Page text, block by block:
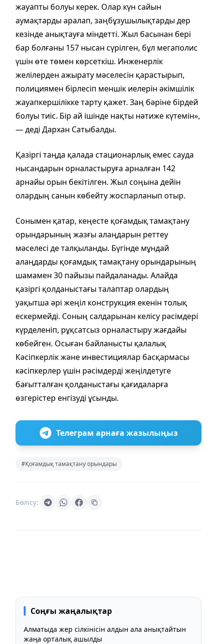
жауапты болуы керек. Олар күн сайын
аумақтарды аралап, заңбұзушылықтарды дер
кезінде анықтауға міндетті. Жыл басынан бері
бар болғаны 157 нысан сүрілген, бұл мегаполис
үшін өте төмен көрсеткіш. Инженерлік
желілерден ажырату мәселесін қарастырып,
полициямен бірлесіп меншік иелерін әкімшілік
жауапкершілікке тарту қажет. Заң бәріне бірдей
болуы тиіс. Бір ай ішінде нақты нәтиже күтемін»,
— деді Дархан Сатыбалды.
Қазіргі таңда қалада стационарлық емес сауда
нысандарын орналастыруға арналған 142
арнайы орын бекітілген. Жыл соңына дейін
олардың санын көбейту жоспарланып отыр.
Сонымен қатар, кеңесте қоғамдық тамақтану
орындарының жазғы алаңдарын реттеу
мәселесі де талқыланды. Бүгінде мұндай
алаңдарды қоғамдық тамақтану орындарының
шамамен 30 пайызы пайдаланады. Алайда
қазіргі қолданыстағы талаптар олардың
уақытша әрі жеңіл конструкция екенін толық
ескермейді. Соның салдарынан келісу рәсімдері
күрделеніп, рұқсатсыз орналастыру жағдайы
көбейген. Осыған байланысты қалалық
Кәсіпкерлік және инвестициялар басқармасы
кәсіпкерлер үшін рәсімдерді жеңілдетуге
бағытталған қолданыстағы қағидаларға
өзгерістер енгізуді ұсынды.
Телеграм арнаға жазылыңыз
#Қоғамдық тамақтану орындары
Бөлісу:
Соңғы жаңалықтар
Алматыда жер сілкінісін алдын ала анықтайтын
жаңа орталық ашылды